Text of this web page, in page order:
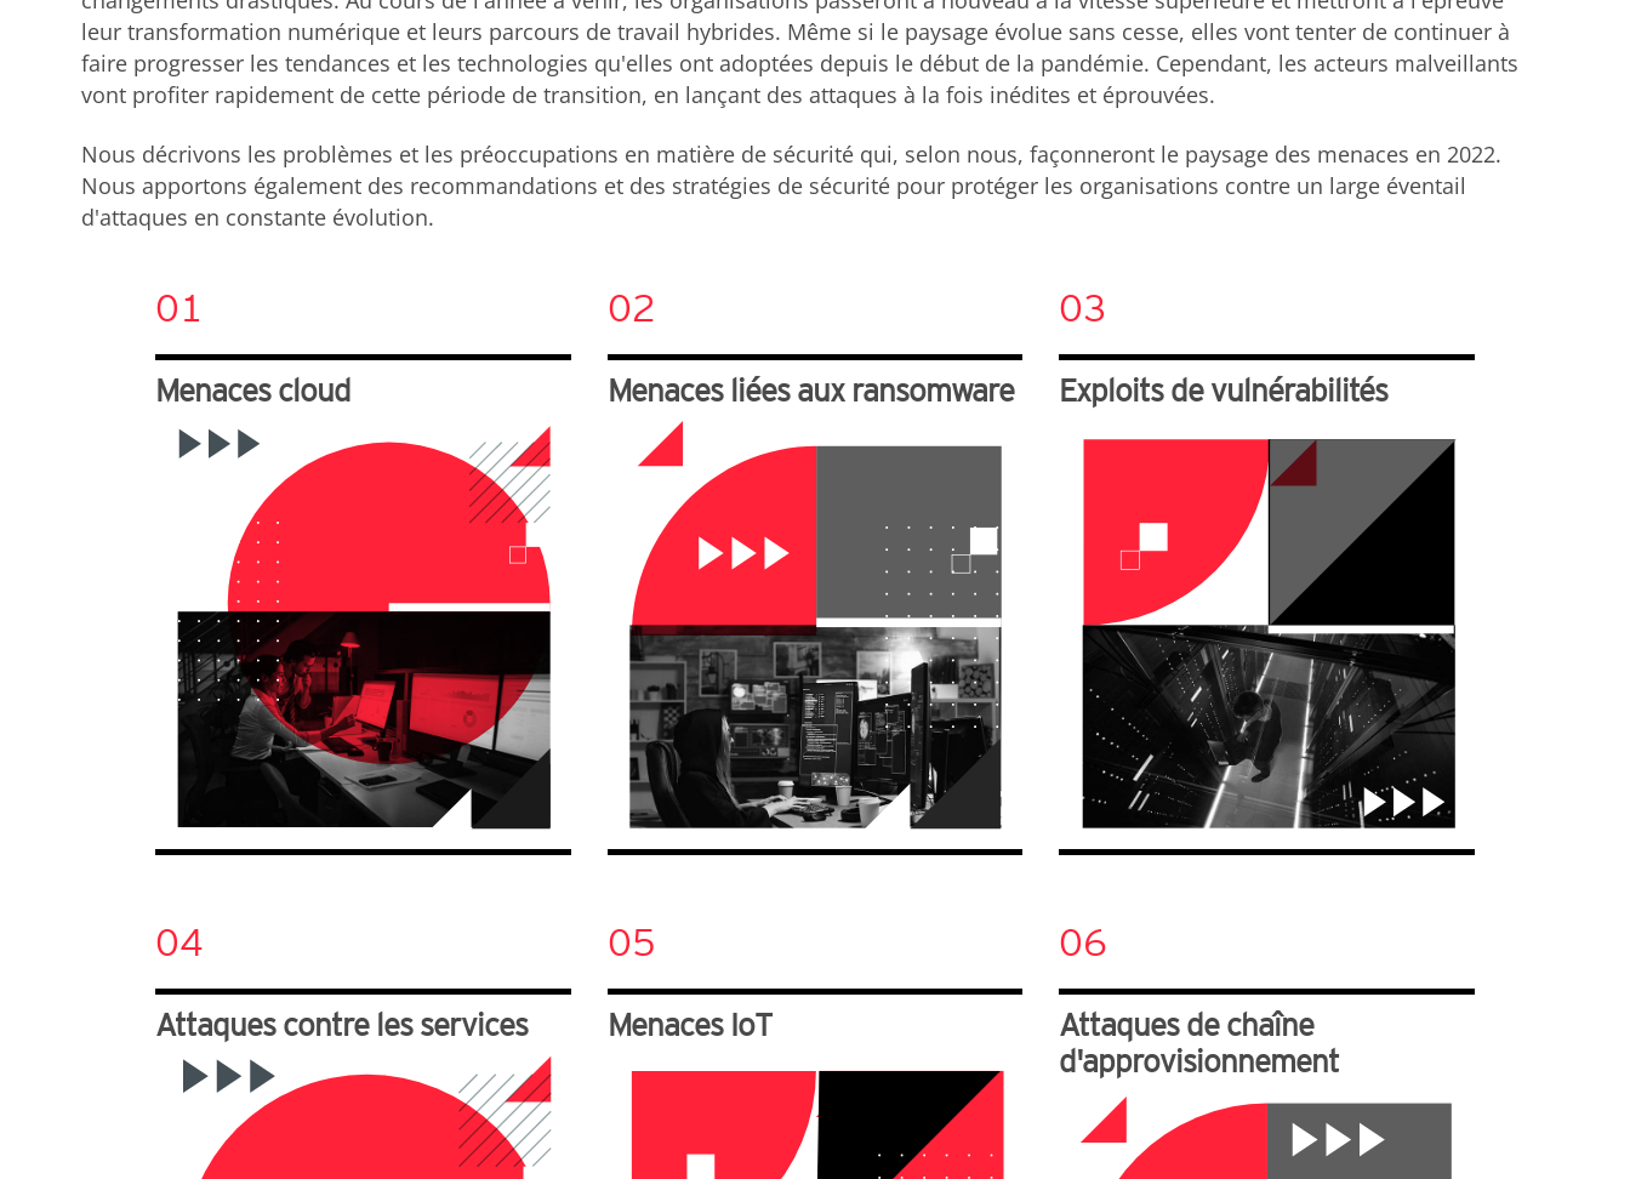
leur transformation numérique et leurs parcours de travail hybrides. Même si le paysage évolue sans cesse, elles vont tenter de continuer à
faire progresser les tendances et les technologies qu'elles ont adoptées depuis le début de la pandémie. Cependant, les acteurs malveillants
vont profiter rapidement de cette période de transition, en lançant des attaques à la fois inédites et éprouvées.
Nous décrivons les problèmes et les préoccupations en matière de sécurité qui, selon nous, façonneront le paysage des menaces en 2022.
Nous apportons également des recommandations et des stratégies de sécurité pour protéger les organisations contre un large éventail
d'attaques en constante évolution.
01
Menaces cloud
02
Menaces liées aux ransomware
03
Exploits de vulnérabilités
04
Attaques contre les services
05
Menaces IoT
06
Attaques de chaîne
d'approvisionnement